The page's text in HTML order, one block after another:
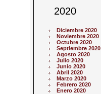
2020
Diciembre 2020
Noviembre 2020
Octubre 2020
Septiembre 2020
Agosto 2020
Julio 2020
Junio 2020
Abril 2020
Marzo 2020
Febrero 2020
Enero 2020